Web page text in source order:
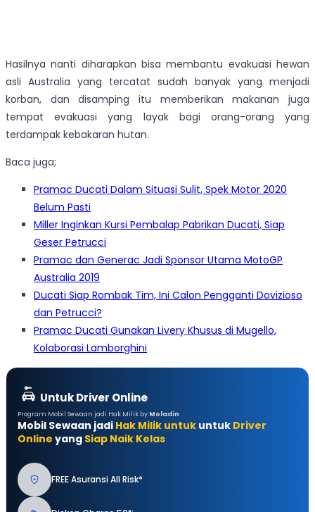
Hasilnya nanti diharapkan bisa membantu evakuasi hewan
asli Australia yang tercatat sudah banyak yang menjadi
korban, dan disamping itu memberikan makanan juga
tempat evakuasi yang layak bagi orang-orang yang
terdampak kebakaran hutan.
Baca juga;
Pramac Ducati Dalam Situasi Sulit, Spek Motor 2020
Belum Pasti
Miller Inginkan Kursi Pembalap Pabrikan Ducati, Siap
Geser Petrucci
Pramac dan Generac Jadi Sponsor Utama MotoGP
Australia 2019
Ducati Siap Rombak Tim, Ini Calon Pengganti Dovizioso
dan Petrucci?
Pramac Ducati Gunakan Livery Khusus di Mugello,
Kolaborasi Lamborghini
Untuk Driver Online
Program Mobil Sewaan jadi Hak Milik by Moladin
Mobil Sewaan jadi Hak Milik untuk untuk Driver
Online yang Siap Naik Kelas
FREE Asuransi All Risk*